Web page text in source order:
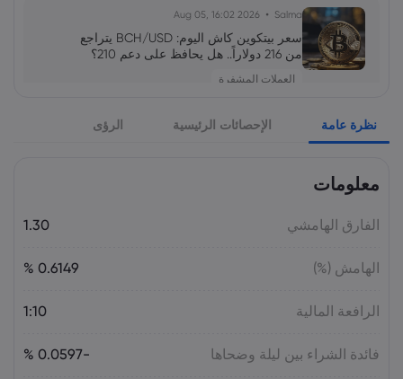
Salma
2026 Aug 05, 16:02
سعر بيتكوين كاش اليوم: BCH/USD يتراجع
من 216 دولاراً.. هل يحافظ على دعم 210؟
العملات المشفرة
نظرة عامة الإحصائات الرئيسية الرؤى
معلومات
الفارق الهامشي 1.30
الهامش (%) 0.6149 %
الرافعة المالية 1:10
فائدة الشراء بين ليلة وضحاها -0.0597 %